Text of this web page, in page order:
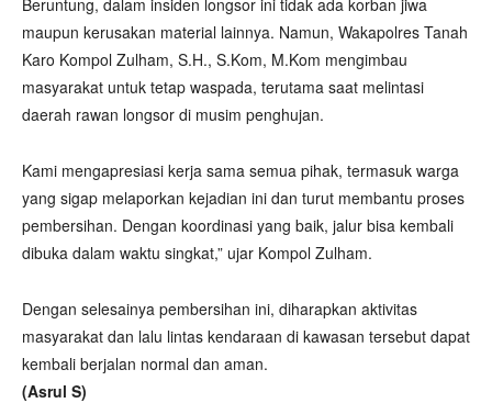
Beruntung, dalam insiden longsor ini tidak ada korban jiwa
maupun kerusakan material lainnya. Namun, Wakapolres Tanah
Karo Kompol Zulham, S.H., S.Kom, M.Kom mengimbau
masyarakat untuk tetap waspada, terutama saat melintasi
daerah rawan longsor di musim penghujan.
Kami mengapresiasi kerja sama semua pihak, termasuk warga
yang sigap melaporkan kejadian ini dan turut membantu proses
pembersihan. Dengan koordinasi yang baik, jalur bisa kembali
dibuka dalam waktu singkat,” ujar Kompol Zulham.
Dengan selesainya pembersihan ini, diharapkan aktivitas
masyarakat dan lalu lintas kendaraan di kawasan tersebut dapat
kembali berjalan normal dan aman.
(Asrul S)